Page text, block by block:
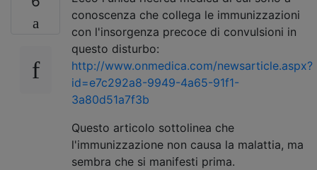
conoscenza che collega le immunizzazioni
con l'insorgenza precoce di convulsioni in
questo disturbo:
http://www.onmedica.com/newsarticle.aspx?
id=e7c292a8-9949-4a65-91f1-
3a80d51a7f3b
Questo articolo sottolinea che
l'immunizzazione non causa la malattia, ma
sembra che si manifesti prima.